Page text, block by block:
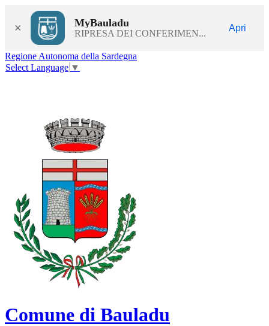
× MyBauladu
RIPRESA DEI CONFERIMEN...
Apri
Regione Autonoma della Sardegna
Select Language ▼
Comune di Bauladu